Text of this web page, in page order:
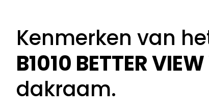
Kenmerken van
B1010 BETTER
dakraam.